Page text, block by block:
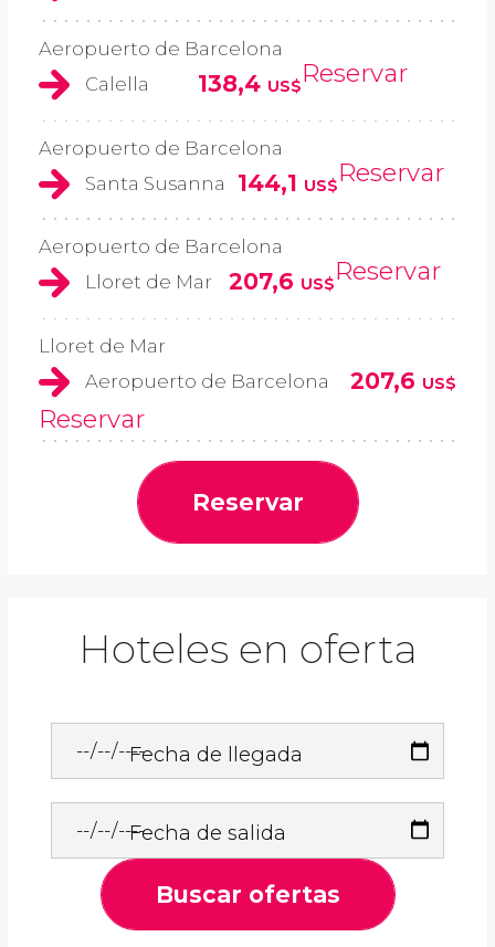
Aeropuerto de Barcelona
Calella
138,4 US$Reservar
Aeropuerto de Barcelona
Santa Susanna
144,1 US$Reservar
Aeropuerto de Barcelona
Lloret de Mar
207,6 US$Reservar
Lloret de Mar
Aeropuerto de Barcelona
207,6 US$
Reservar
Reservar
Hoteles en oferta
Fecha de llegada
Fecha de salida
Buscar ofertas